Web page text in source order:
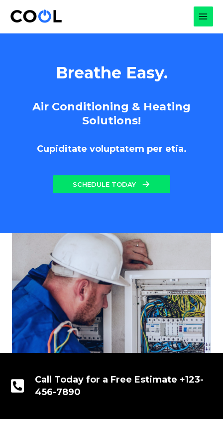
Breathe Easy.
Air Conditioning & Heating
Solutions!
Cupiditate voluptatem per etia.
SCHEDULE TODAY
Call Today for a Free Estimate +123-
456-7890